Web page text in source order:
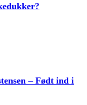
– Født ind i